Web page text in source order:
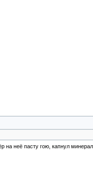
неё пасту гою, капнул